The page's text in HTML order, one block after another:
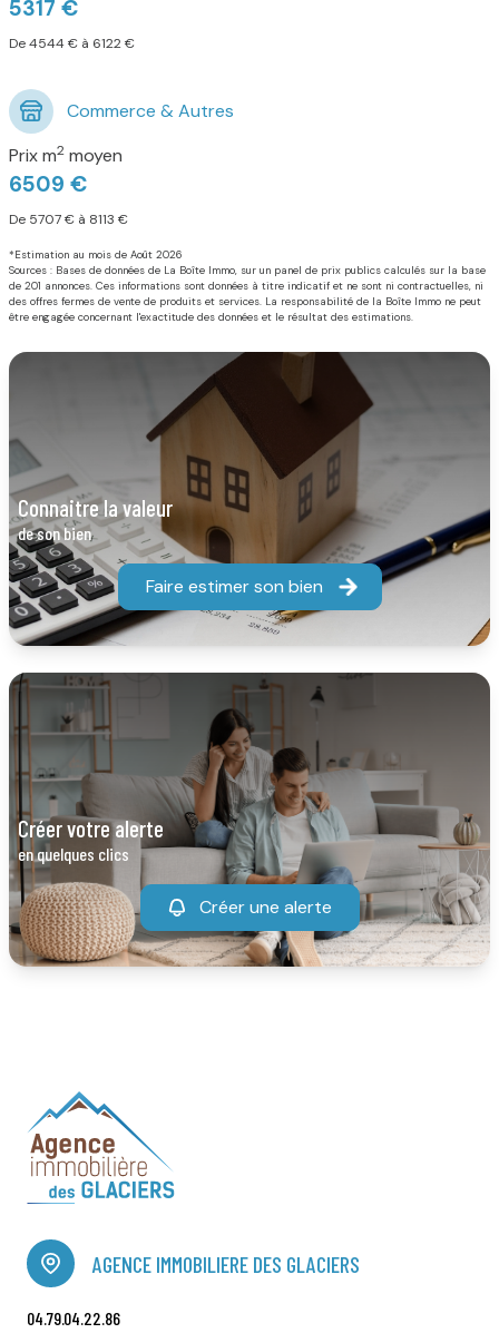
5317 €
De 4544 € à 6122 €
Commerce & Autres
Prix m2 moyen
6509 €
De 5707 € à 8113 €
*Estimation au mois de Août 2026
Sources : Bases de données de La Boîte Immo, sur un panel de prix publics calculés sur la base
de 201 annonces. Ces informations sont données à titre indicatif et ne sont ni contractuelles, ni
des offres fermes de vente de produits et services. La responsabilité de la Boîte Immo ne peut
être engagée concernant l'exactitude des données et le résultat des estimations.
connaitre la valeur
de son bien
Faire estimer son bien
créer votre alerte
en quelques clics
Créer une alerte
AGENCE IMMOBILIERE DES GLACIERS
04.79.04.22.86